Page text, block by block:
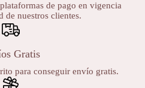
de pago en vigencia
de nuestros clientes.
Gratis
para conseguir envío gratis.